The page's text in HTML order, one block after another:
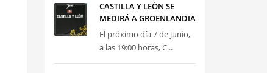
CASTILLA Y LEÓN SE
MEDIRÁ A GROENLANDIA
El próximo día 7 de junio,
a las 19:00 horas, C...